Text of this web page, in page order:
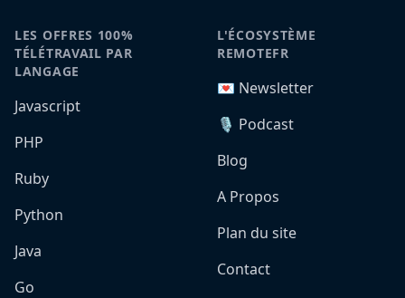
LES OFFRES 100%
TÉLÉTRAVAIL PAR
LANGAGE
Javascript
PHP
Ruby
Python
Java
Go
L'ÉCOSYSTÈME
REMOTEFR
💌 Newsletter
🎙️ Podcast
Blog
A Propos
Plan du site
Contact